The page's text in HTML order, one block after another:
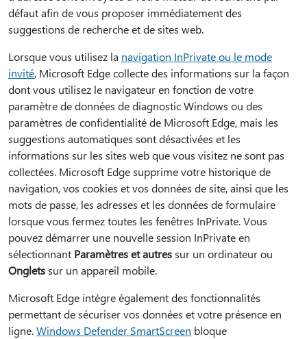
défaut afin de vous proposer immédiatement des
suggestions de recherche et de sites web.
Lorsque vous utilisez la navigation InPrivate ou le mode
invité, Microsoft Edge collecte des informations sur la façon
dont vous utilisez le navigateur en fonction de votre
paramètre de données de diagnostic Windows ou des
paramètres de confidentialité de Microsoft Edge, mais les
suggestions automatiques sont désactivées et les
informations sur les sites web que vous visitez ne sont pas
collectées. Microsoft Edge supprime votre historique de
navigation, vos cookies et vos données de site, ainsi que les
mots de passe, les adresses et les données de formulaire
lorsque vous fermez toutes les fenêtres InPrivate. Vous
pouvez démarrer une nouvelle session InPrivate en
sélectionnant Paramètres et autressur un ordinateur ou
Ongletssur un appareil mobile.
Microsoft Edge intègre également des fonctionnalités
permettant de sécuriser vos données et votre présence en
ligne.Windows Defender SmartScreen bloque